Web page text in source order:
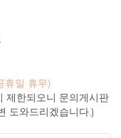
휴일 휴무)
제한되오니 문의게시판
도와드리겠습니다.)